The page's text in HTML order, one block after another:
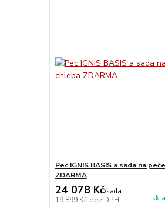
Pec IGNIS BASIS a sada na
ZDARMA
24 078 Kč/sada
19 899 Kč bez DPH